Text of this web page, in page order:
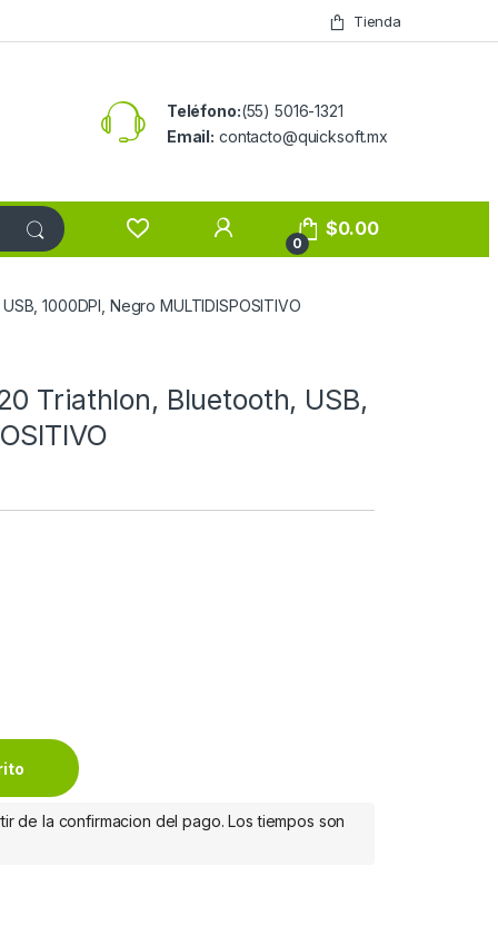
Tienda
Teléfono:(55) 5016-1321
Email: contacto@quicksoft.mx
0
$0.00
1000DPI, Negro MULTIDISPOSITIVO
Triathlon, Bluetooth, USB,
USB, 1000DPI, Negro MULTIDISPOSITIVO quantity
de la confirmacion del pago. Los tiempos son